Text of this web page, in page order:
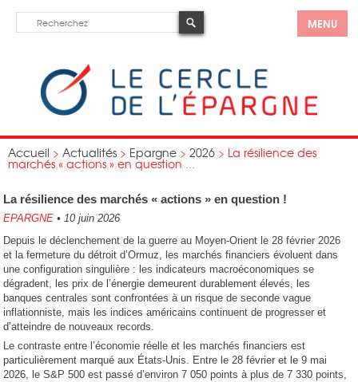
MENU
Accueil > Actualités > Epargne > 2026 > La résilience des
marchés « actions » en question ...
La résilience des marchés « actions » en question !
EPARGNE • 10 juin 2026
Depuis le déclenchement de la guerre au Moyen-Orient le 28 février 2026
et la fermeture du détroit d’Ormuz, les marchés financiers évoluent dans
une configuration singulière : les indicateurs macroéconomiques se
dégradent, les prix de l’énergie demeurent durablement élevés, les
banques centrales sont confrontées à un risque de seconde vague
inflationniste, mais les indices américains continuent de progresser et
d’atteindre de nouveaux records.
Le contraste entre l’économie réelle et les marchés financiers est
particulièrement marqué aux États-Unis. Entre le 28 février et le 9 mai
2026, le S&P 500 est passé d’environ 7 050 points à plus de 7 330 points,